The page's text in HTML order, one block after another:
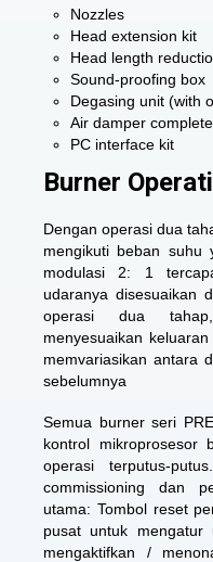
Nozzles
Head extension kit
Head length
Sound-proofing box
Degasing unit (with
Air damper
PC interface kit
Burner
Dengan operasi dua
mengikuti beban suhu
modulasi 2: 1
udaranya disesuaikan
operasi dua
menyesuaikan
memvariasikan antara
sebelumnya
Semua burner seri
kontrol mikroprosesor
operasi terputus-
commissioning dan
utama: Tombol reset
pusat untuk
mengaktifkan /